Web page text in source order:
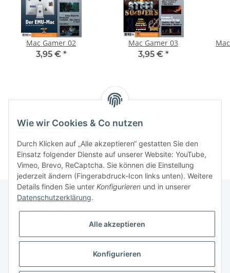
Mac Gamer 02
3,95 € *
Mac Gamer 03
3,95 € *
Gesetzliche Informationen
Wie wir Cookies & Co nutzen
Durch Klicken auf „Alle akzeptieren“ gestatten Sie den
Einsatz folgender Dienste auf unserer Website: YouTube,
Vimeo, Brevo, ReCaptcha. Sie können die Einstellung
jederzeit ändern (Fingerabdruck-Icon links unten). Weitere
Details finden Sie unter Konfigurieren und in unserer
Datenschutzerklärung.
Alle akzeptieren
Konfigurieren